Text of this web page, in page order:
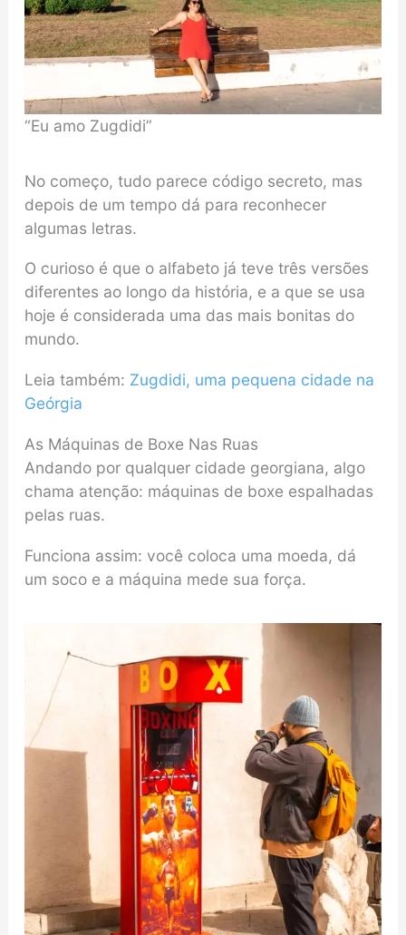
“Eu amo Zugdidi”
No começo, tudo parece código secreto, mas
depois de um tempo dá para reconhecer
algumas letras.
O curioso é que o alfabeto já teve três versões
diferentes ao longo da história, e a que se usa
hoje é considerada uma das mais bonitas do
mundo.
Leia também: Zugdidi, uma pequena cidade na
Geórgia
As Máquinas de Boxe Nas Ruas
Andando por qualquer cidade georgiana, algo
chama atenção: máquinas de boxe espalhadas
pelas ruas.
Funciona assim: você coloca uma moeda, dá
um soco e a máquina mede sua força.